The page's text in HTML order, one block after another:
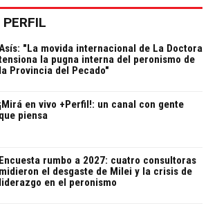
"La movida internacional de La Doctora
la pugna interna del peronismo de
la Provincia del Pecado"
¡Mirá en vivo +Perfil!: un canal con gente
que piensa
Encuesta rumbo a 2027: cuatro consultoras
midieron el desgaste de Milei y la crisis de
liderazgo en el peronismo